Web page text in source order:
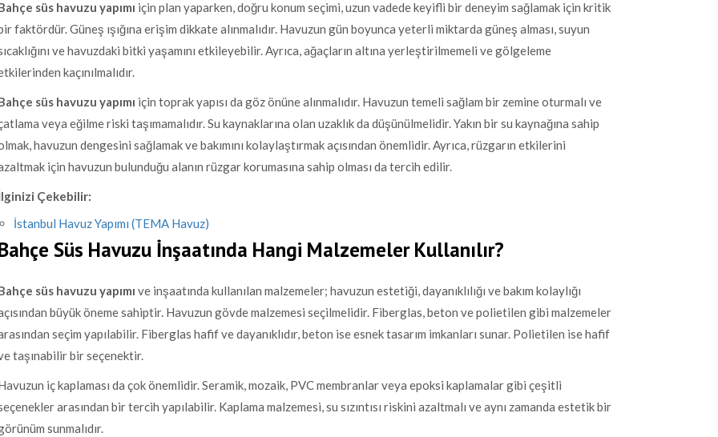
süs havuzu yapımı için plan yaparken, doğru konum seçimi, uzun vadede keyifli bir deneyim sağlamak için kritik
faktördür. Güneş ışığına erişim dikkate alınmalıdır. Havuzun gün boyunca yeterli miktarda güneş alması, suyun
ve havuzdaki bitki yaşamını etkileyebilir. Ayrıca, ağaçların altına yerleştirilmemeli ve gölgeleme
kaçınılmalıdır.
süs havuzu yapımı için toprak yapısı da göz önüne alınmalıdır. Havuzun temeli sağlam bir zemine oturmalı ve
veya eğilme riski taşımamalıdır. Su kaynaklarına olan uzaklık da düşünülmelidir. Yakın bir su kaynağına sahip
havuzun dengesini sağlamak ve bakımını kolaylaştırmak açısından önemlidir. Ayrıca, rüzgarın etkilerini
için havuzun bulunduğu alanın rüzgar korumasına sahip olması da tercih edilir.
Çekebilir:
İstanbul Havuz Yapımı (TEMA Havuz)
Süs Havuzu İnşaatında Hangi Malzemeler Kullanılır?
süs havuzu yapımı ve inşaatında kullanılan malzemeler; havuzun estetiği, dayanıklılığı ve bakım kolaylığı
büyük öneme sahiptir. Havuzun gövde malzemesi seçilmelidir. Fiberglas, beton ve polietilen gibi malzemeler
seçim yapılabilir. Fiberglas hafif ve dayanıklıdır, beton ise esnek tasarım imkanları sunar. Polietilen ise hafif
taşınabilir bir seçenektir.
iç kaplaması da çok önemlidir. Seramik, mozaik, PVC membranlar veya epoksi kaplamalar gibi çeşitli
arasından bir tercih yapılabilir. Kaplama malzemesi, su sızıntısı riskini azaltmalı ve aynı zamanda estetik bir
sunmalıdır.